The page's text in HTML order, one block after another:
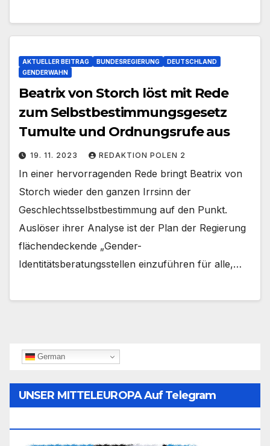
AKTUELLER BEITRAG BUNDESREGIERUNG
DEUTSCHLAND
GENDERWAHN
Beatrix von Storch löst mit Rede
zum Selbstbestimmungsgesetz
Tumulte und Ordnungsrufe aus
19. 11. 2023 REDAKTION POLEN 2
In einer hervorragenden Rede bringt Beatrix von
Storch wieder den ganzen Irrsinn der
Geschlechtsselbstbestimmung auf den Punkt.
Auslöser ihrer Analyse ist der Plan der Regierung
flächendeckende „Gender-
Identitätsberatungsstellen einzuführen für alle,…
German
UNSER MITTELEUROPA Auf Telegram